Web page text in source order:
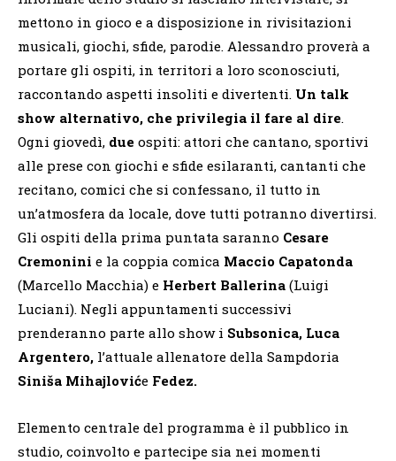
mettono in gioco e a disposizione in rivisitazioni
musicali, giochi, sfide, parodie. Alessandro proverà a
portare gli ospiti, in territori a loro sconosciuti,
raccontando aspetti insoliti e divertenti. Un talk
show alternativo, che privilegia il fare al dire.
Ogni giovedì, due ospiti: attori che cantano, sportivi
alle prese con giochi e sfide esilaranti, cantanti che
recitano, comici che si confessano, il tutto in
un’atmosfera da locale, dove tutti potranno divertirsi.
Gli ospiti della prima puntata saranno Cesare
Cremonini e la coppia comica Maccio Capatonda
(Marcello Macchia) e Herbert Ballerina (Luigi
Luciani). Negli appuntamenti successivi
prenderanno parte allo show i Subsonica, Luca
Argentero, l’attuale allenatore della Sampdoria
Siniša Mihajloviće Fedez.
Elemento centrale del programma è il pubblico in
studio, coinvolto e partecipe sia nei momenti